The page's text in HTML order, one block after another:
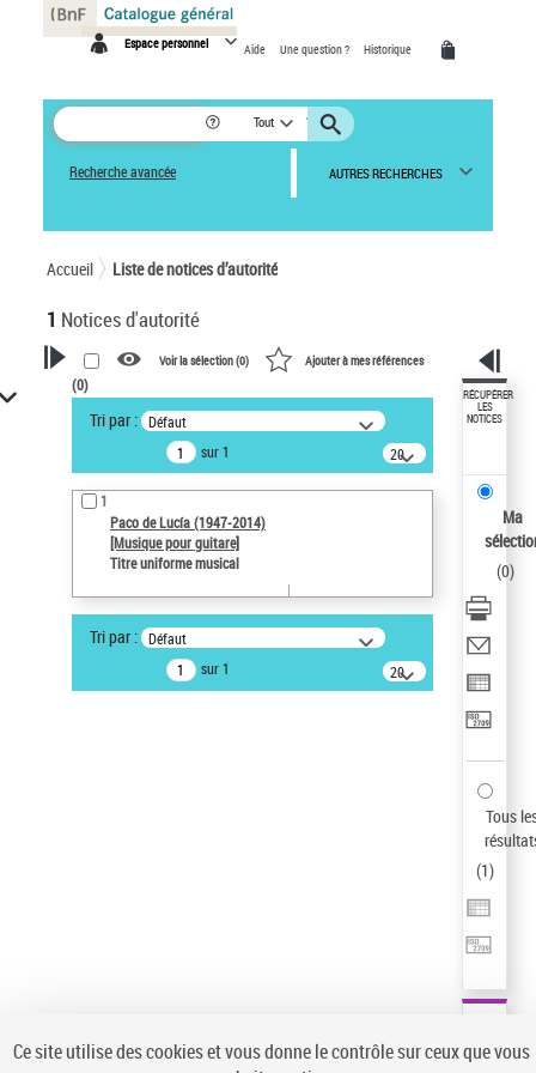
Espace personnel Aide Une question ? Historique
Tout
Recherche avancée AUTRES RECHERCHES
Accueil Liste de notices d’autorité
1 Notices d'autorité
VOTRE RECHERCHE
Recherche avancée dans les
notices d’autorité
Œuvres liées à l'auteur :
Paco de Lucía (1947-2014)
Statut de la notice d’autorité
Notice élémentaire
Type de notice d'autorité
Voir la sélection (0) Ajouter à mes références
(0)
Tri par : Défaut
sur 1
20
résultats/page
1
Paco de Lucía (1947-2014)
[Musique pour guitare]
Titre uniforme musical
Tri par : Défaut
sur 1
20
résultats/page
RÉCUPÉRER
LES
NOTICES
Ma
(0)
Tous
(1)
Panneau de gestion des cookies
Ce site utilise des cookies et vous donne le contrôle sur ceux que vous